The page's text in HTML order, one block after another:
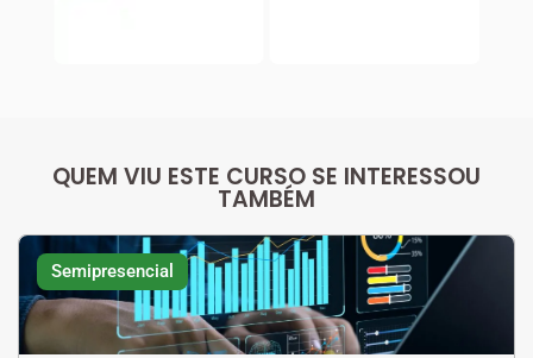
QUEM VIU ESTE CURSO SE INTERESSOU
TAMBÉM
Semipresencial